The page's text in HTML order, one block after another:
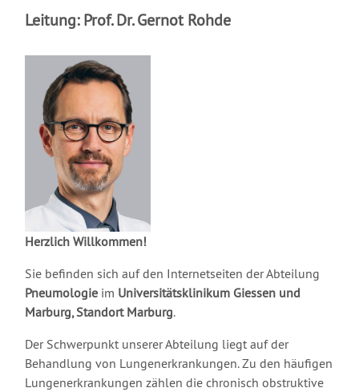
Leitung: Prof. Dr. Gernot Rohde
Herzlich Willkommen!
Sie befinden sich auf den Internetseiten der Abteilung
Pneumologie im Universitätsklinikum Giessen und
Marburg, Standort Marburg.
Der Schwerpunkt unserer Abteilung liegt auf der
Behandlung von Lungenerkrankungen. Zu den häufigen
Lungenerkrankungen zählen die chronisch obstruktive